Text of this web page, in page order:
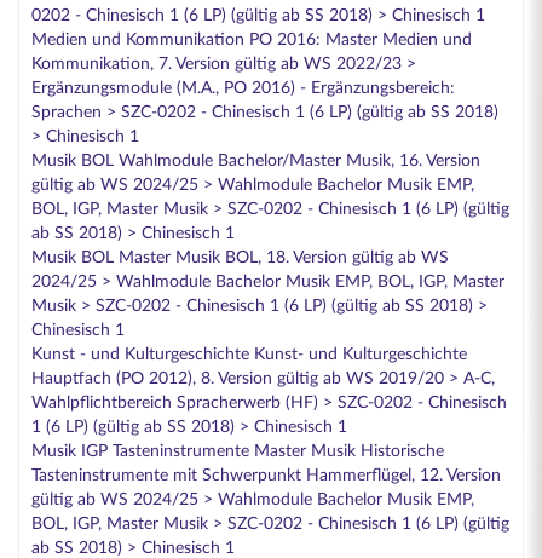
0202 - Chinesisch 1 (6 LP) (gültig ab SS 2018) > Chinesisch 1
Medien und Kommunikation PO 2016: Master Medien und
Kommunikation, 7. Version gültig ab WS 2022/23 >
Ergänzungsmodule (M.A., PO 2016) - Ergänzungsbereich:
Sprachen > SZC-0202 - Chinesisch 1 (6 LP) (gültig ab SS 2018)
> Chinesisch 1
Musik BOL Wahlmodule Bachelor/Master Musik, 16. Version
gültig ab WS 2024/25 > Wahlmodule Bachelor Musik EMP,
BOL, IGP, Master Musik > SZC-0202 - Chinesisch 1 (6 LP) (gültig
ab SS 2018) > Chinesisch 1
Musik BOL Master Musik BOL, 18. Version gültig ab WS
2024/25 > Wahlmodule Bachelor Musik EMP, BOL, IGP, Master
Musik > SZC-0202 - Chinesisch 1 (6 LP) (gültig ab SS 2018) >
Chinesisch 1
Kunst - und Kulturgeschichte Kunst- und Kulturgeschichte
Hauptfach (PO 2012), 8. Version gültig ab WS 2019/20 > A-C,
Wahlpflichtbereich Spracherwerb (HF) > SZC-0202 - Chinesisch
1 (6 LP) (gültig ab SS 2018) > Chinesisch 1
Musik IGP Tasteninstrumente Master Musik Historische
Tasteninstrumente mit Schwerpunkt Hammerflügel, 12. Version
gültig ab WS 2024/25 > Wahlmodule Bachelor Musik EMP,
BOL, IGP, Master Musik > SZC-0202 - Chinesisch 1 (6 LP) (gültig
ab SS 2018) > Chinesisch 1